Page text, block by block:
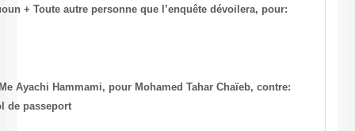
Le Commissaire de Police Taoufik Bououn + Toute autre personne
-Tunis, le 01/8/2001, N°: 2001/6031548, Me Ayachi Hammami, pour
Mondher Khfacha + Tunis Air, pour: Vol de passeport